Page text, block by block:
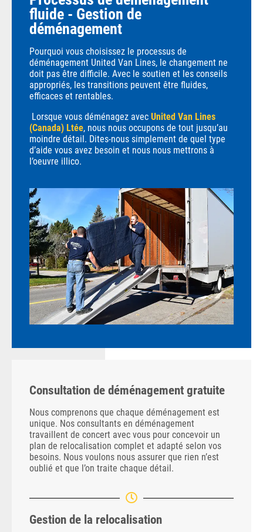
fluide - Gestion de
déménagement
Pourquoi vous choisissez le processus de
déménagement United Van Lines, le changement ne
doit pas être difficile. Avec le soutien et les conseils
appropriés, les transitions peuvent être fluides,
efficaces et rentables.
Lorsque vous déménagez avec United Van Lines
(Canada) Ltée, nous nous occupons de tout jusqu’au
moindre détail. Dites-nous simplement de quel type
d’aide vous avez besoin et nous nous mettrons à
l’oeuvre illico.
Consultation de déménagement gratuite
Nous comprenons que chaque déménagement est
unique. Nos consultants en déménagement
travaillent de concert avec vous pour concevoir un
plan de relocalisation complet et adapté selon vos
besoins. Nous voulons nous assurer que rien n’est
oublié et que l’on traite chaque détail.
Gestion de la relocalisation